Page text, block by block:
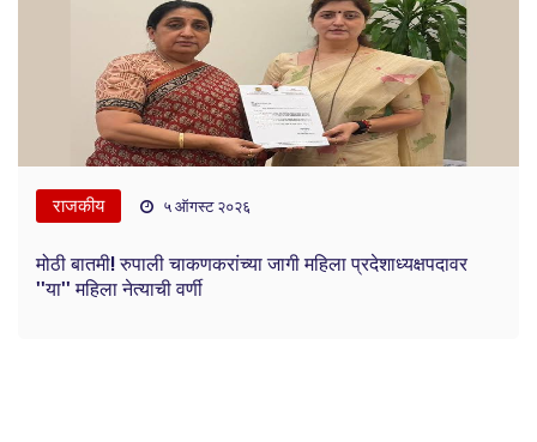
राजकीय ५ ऑगस्ट २०२६
मोठी बातमी! रुपाली चाकणकरांच्या जागी महिला प्रदेशाध्यक्षपदावर
''या'' महिला नेत्याची वर्णी